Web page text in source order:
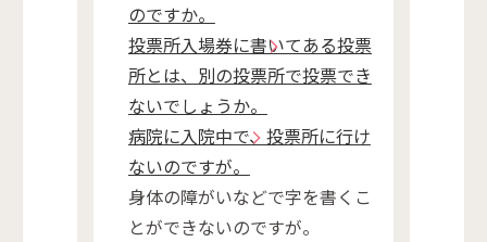
のですか。
投票所入場券に書いてある投票
所とは、別の投票所で投票でき
ないでしょうか。
病院に入院中で、投票所に行け
ないのですが。
身体の障がいなどで字を書くこ
とができないのですが。